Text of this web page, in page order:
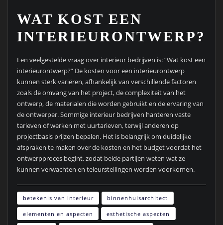
WAT KOST EEN
INTERIEURONTWERP?
Een veelgestelde vraag over interieur bedrijven is: “Wat kost een
interieurontwerp?” De kosten voor een interieurontwerp
kunnen sterk variëren, afhankelijk van verschillende factoren
zoals de omvang van het project, de complexiteit van het
ontwerp, de materialen die worden gebruikt en de ervaring van
de ontwerper. Sommige interieur bedrijven hanteren vaste
tarieven of werken met uurtarieven, terwijl anderen op
projectbasis prijzen bepalen. Het is belangrijk om duidelijke
afspraken te maken over de kosten en het budget voordat het
ontwerpproces begint, zodat beide partijen weten wat ze
kunnen verwachten en teleurstellingen worden voorkomen.
betekenis van interieur binnenhuisarchitect
elementen en aspecten esthetische aspecten